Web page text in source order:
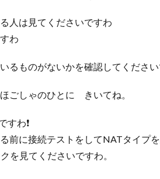
人は見てくださいですわ
わ
るものがないかを確認してくださ
ごしゃのひとに きいてね。
すわ❗️
前に接続テストをしてNATタイプを
を見てくださいですわ。